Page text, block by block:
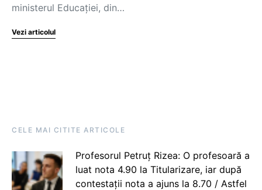
ministerul Educației, din…
Vezi articolul
CELE MAI CITITE ARTICOLE
Profesorul Petruț Rizea: O profesoară a
luat nota 4.90 la Titularizare, iar după
contestații nota a ajuns la 8.70 / Astfel